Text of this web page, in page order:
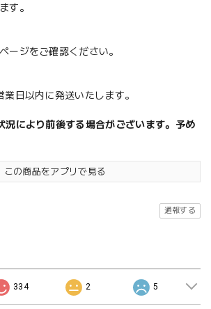
す。
ージをご確認ください。
業日以内に発送いたします。
況により前後する場合がございます。予め
この商品をアプリで見る
通報する
334 2 5